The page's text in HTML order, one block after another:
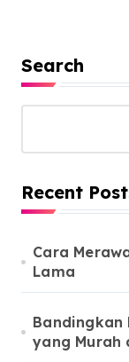
Search
Recent
Cara
Lama
Bandingkan
yang Murah